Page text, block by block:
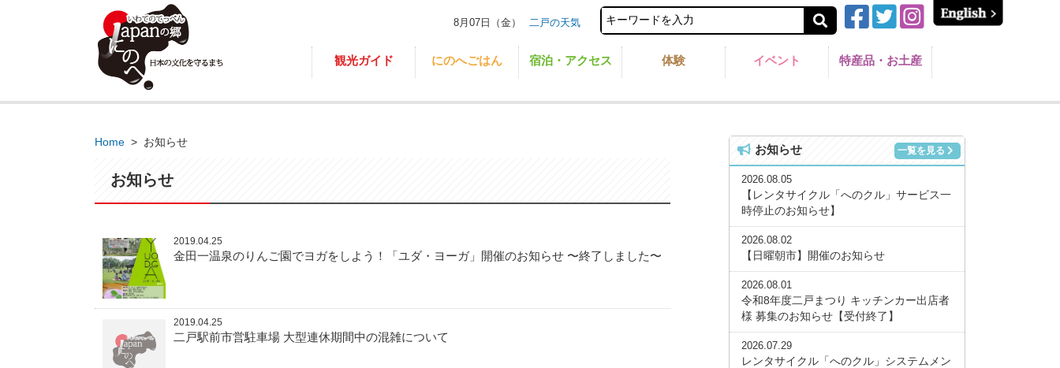
8月07日（金） 二戸の天気
観光ガイド にのへごはん 宿泊・アクセス 体験 イベント 特産品・お土産
Home > お知らせ
お知らせ
2019.04.25
金田一温泉のりんご園でヨガをしよう！「ユダ・ヨーガ」開催のお知らせ 〜終了しました〜
2019.04.25
二戸駅前市営駐車場 大型連休期間中の混雑について
お知らせ 一覧を見る
2026.08.05
【レンタサイクル「へのクル」サービス一
時停止のお知らせ】
2026.08.02
【日曜朝市】開催のお知らせ
2026.08.01
令和8年度二戸まつり キッチンカー出店者
様 募集のお知らせ【受付終了】
2026.07.29
レンタサイクル「へのクル」システムメン